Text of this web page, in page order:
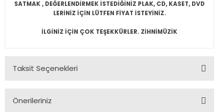
SATMAK , DEĞERLENDİRMEK İSTEDİĞİNİZ PLAK, CD, KASET, DVD
LERİNİZ İÇİN LÜTFEN FİYAT İSTEYİNİZ.
İLGİNİZ İÇİN ÇOK TEŞEKKÜRLER. ZİHNİMÜZİK
Taksit Seçenekleri
Önerileriniz